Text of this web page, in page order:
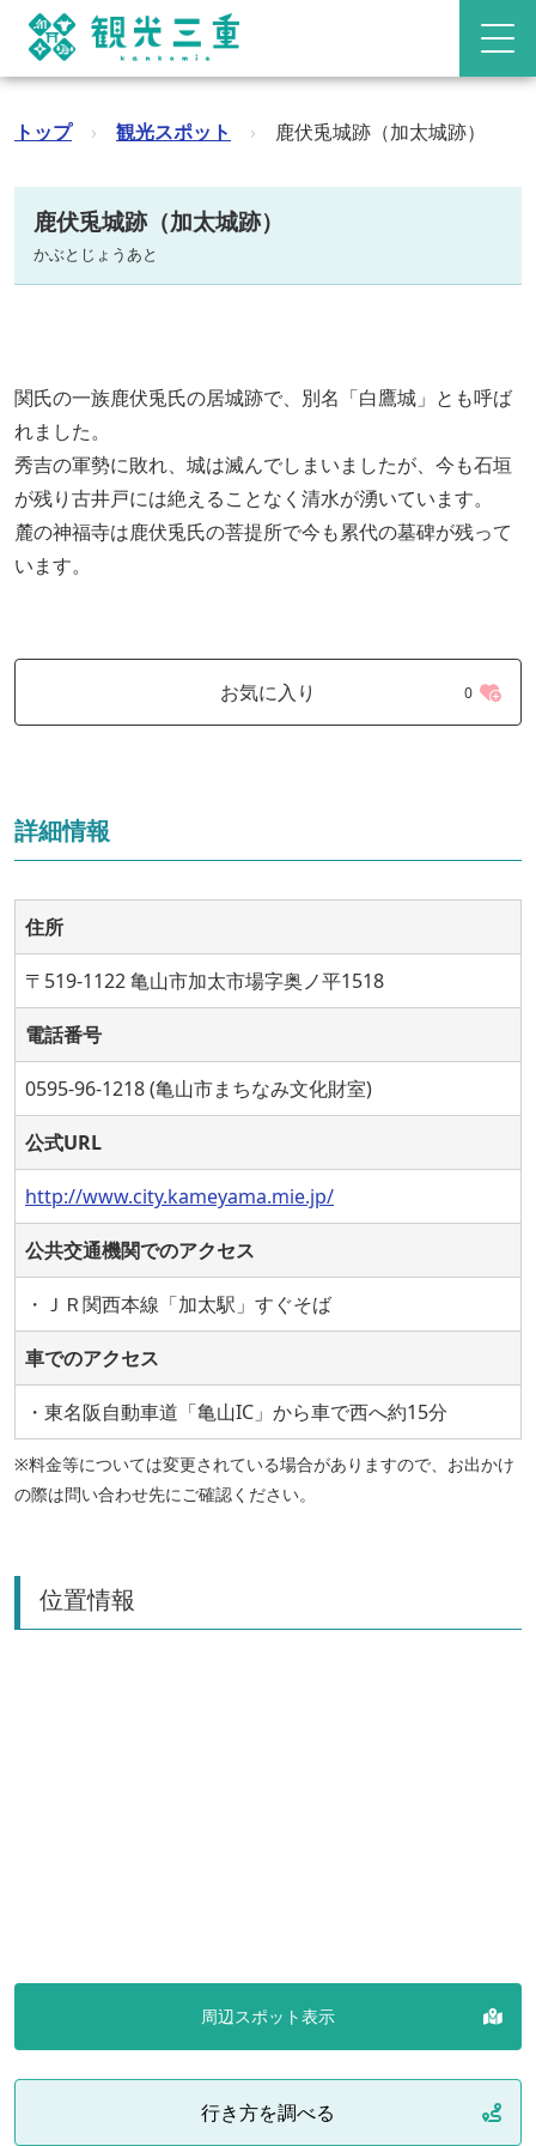
トップ › 観光スポット › 鹿伏兎城跡（加太城跡）
鹿伏兎城跡（加太城跡）
かぶとじょうあと
関氏の一族鹿伏兎氏の居城跡で、別名「白鷹城」とも呼ば
れました。
秀吉の軍勢に敗れ、城は滅んでしまいましたが、今も石垣
が残り古井戸には絶えることなく清水が湧いています。
麓の神福寺は鹿伏兎氏の菩提所で今も累代の墓碑が残って
います。
お気に入り 0
詳細情報
住所
〒519-1122 亀山市加太市場字奥ノ平1518
電話番号
0595-96-1218 (亀山市まちなみ文化財室)
公式URL
http://www.city.kameyama.mie.jp/
公共交通機関でのアクセス
・ＪＲ関西本線「加太駅」すぐそば
車でのアクセス
・東名阪自動車道「亀山IC」から車で西へ約15分
※料金等については変更されている場合がありますので、お出かけ
の際は問い合わせ先にご確認ください。
位置情報
周辺スポット表示
行き方を調べる